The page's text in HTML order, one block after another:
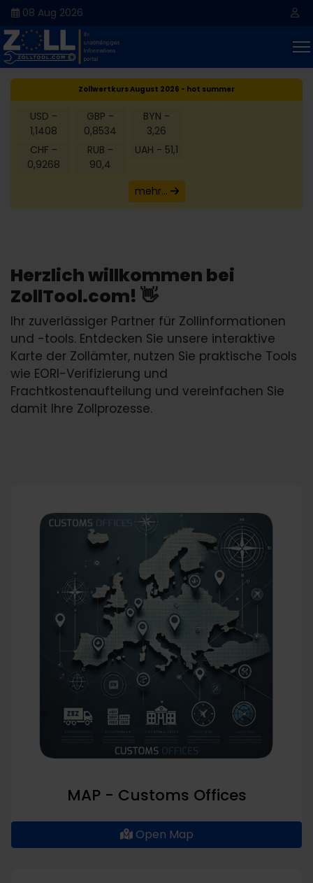
08 Aug 2026
Zollwertkurs August 2026 - hot summer
USD -
1,1408
CHF -
0,9268
GBP -
0,8534
RUB -
90,4
BYN -
3,26
UAH - 51,1
mehr...
Herzlich willkommen bei
ZollTool.com! 👋
Ihr zuverlässiger Partner für Zollinformationen
und -tools. Entdecken Sie unsere interaktive
Karte der Zollämter, nutzen Sie praktische Tools
wie EORI-Verifizierung und
Frachtkostenaufteilung und vereinfachen Sie
damit Ihre Zollprozesse.
MAP - Customs Offices
Open Map